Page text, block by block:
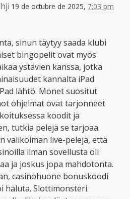
19 de octubre de 2025, 7:03 pm
sinun täytyy saada klubi
bingopelit ovat myös
ystävien kanssa, jotka
kannalta iPad
lähtö. Monet suositut
ohjelmat ovat tarjonneet
koodit ja
tutkia pelejä se tarjoaa.
valikoiman live-pelejä, että
ilman sovellusta oli
ja joskus jopa mahdotonta.
casinohuone bonuskoodi
haluta. Slottimonsteri